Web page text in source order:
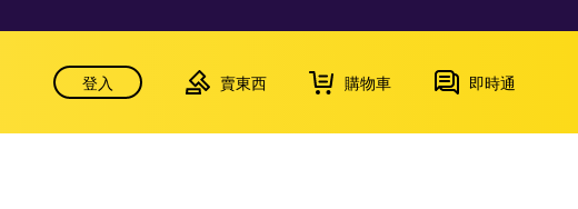
登入 賣東西 購物車 即時通